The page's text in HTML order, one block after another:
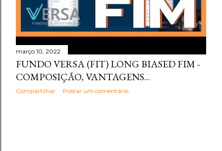
março 10, 2022
FUNDO VERSA (FIT) LONG BIASED FIM -
COMPOSIÇÃO, VANTAGENS...
Compartilhar Postar um comentário